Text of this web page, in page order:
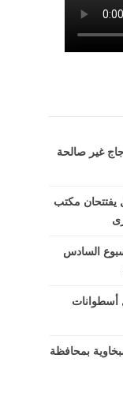
غير صالحة
يفتتحان مكتب
السادس
أسطوانات
بمحافظة